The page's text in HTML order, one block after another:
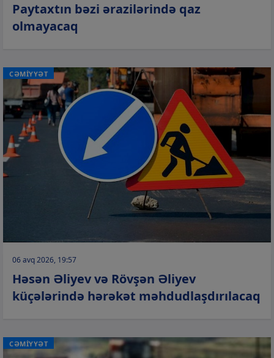
Paytaxtın bəzi ərazilərində qaz
olmayacaq
CƏMİYYƏT
06 avq 2026, 19:57
Həsən Əliyev və Rövşən Əliyev
küçələrində hərəkət məhdudlaşdırılacaq
CƏMİYYƏT